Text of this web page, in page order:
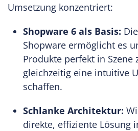
Umsetzung konzentriert:
Shopware 6 als Basis:
Shopware ermöglicht es
Produkte perfekt in Szene
gleichzeitig eine intuitive
schaffen.
Schlanke Architektur:
direkte, effiziente Lösung